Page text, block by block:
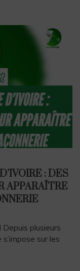
: DES
APPARAÎTRE
plusieurs
sur les